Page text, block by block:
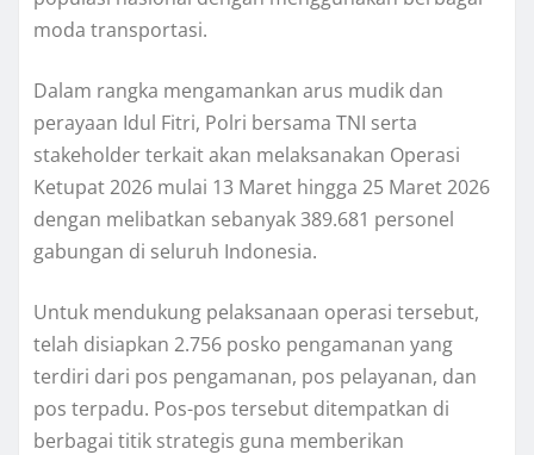
moda transportasi.
Dalam rangka mengamankan arus mudik dan
perayaan Idul Fitri, Polri bersama TNI serta
stakeholder terkait akan melaksanakan Operasi
Ketupat 2026 mulai 13 Maret hingga 25 Maret 2026
dengan melibatkan sebanyak 389.681 personel
gabungan di seluruh Indonesia.
Untuk mendukung pelaksanaan operasi tersebut,
telah disiapkan 2.756 posko pengamanan yang
terdiri dari pos pengamanan, pos pelayanan, dan
pos terpadu. Pos-pos tersebut ditempatkan di
berbagai titik strategis guna memberikan